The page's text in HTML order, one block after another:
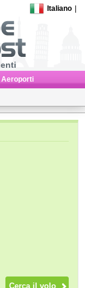
Italiano
Aeroporti